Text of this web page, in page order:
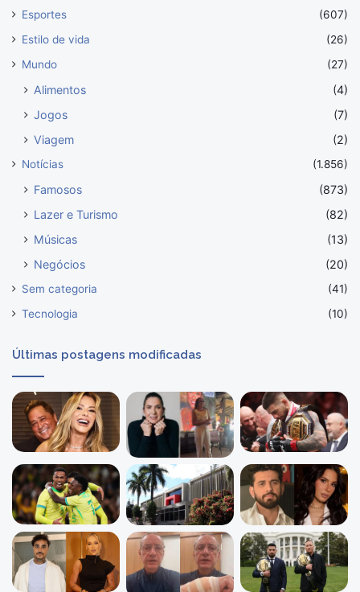
Esportes
(607)
Estilo de vida
(26)
Mundo
(27)
Alimentos
(4)
Jogos
(7)
Viagem
(2)
Notícias (1.856)
Famosos
(873)
Lazer e Turismo
(82)
Músicas
(13)
Negócios
(20)
Sem categoria
(41)
Tecnologia
(10)
Últimas postagens modificadas